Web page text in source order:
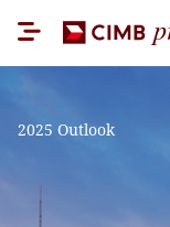
2025 Outlook